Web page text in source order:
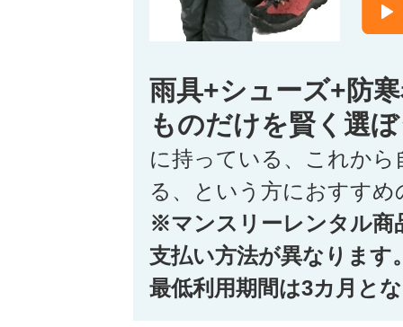
雨具+シューズ+防
ものだけを賢く選
に持っている、これか
る、という方におすす
※マンスリーレンタル商
支払い方法が異なります
最低利用期間は3カ月と